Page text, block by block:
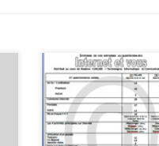
Animation : Internet
réalisée en
(InforJeunes
professeurs à